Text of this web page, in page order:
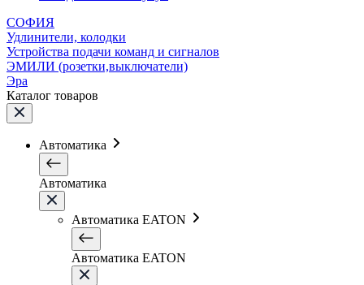
СОФИЯ
Удлинители, колодки
Устройства подачи команд и сигналов
ЭМИЛИ (розетки,выключатели)
Эра
Каталог товаров
Автоматика
Автоматика
Автоматика EATON
Автоматика EATON